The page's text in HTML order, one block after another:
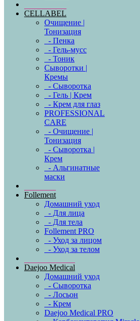
CELLABEL
Очищение |
Тонизация
- Пенка
- Гель-мусс
- Тоник
Сыворотки |
Кремы
- Сыворотка
- Гель | Крем
- Крем для глаз
PROFESSIONAL
CARE
- Очищение |
Тонизация
- Сыворотка |
Крем
- Альгинатные
маски
Follement
Домашний уход
- Для лица
- Для тела
Follement PRO
- Уход за лицом
- Уход за телом
Daejoo Medical
Домашний уход
- Сыворотка
- Лосьон
- Крем
Daejoo Medical PRO